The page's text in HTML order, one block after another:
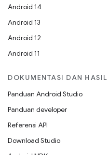
Android 14
Android 13
Android 12
Android 11
DOKUMENTASI DAN
Panduan Android Studio
Panduan developer
Referensi API
Download Studio